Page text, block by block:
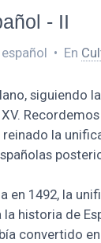
- II
• En
siguiendo
la
en 1492, la
historia de
convertido